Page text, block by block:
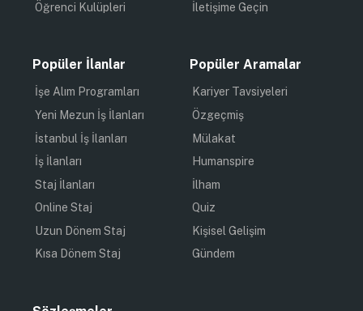
Öğrenci Kulüpleri
İletişime Geçin
Popüler İlanlar
İşe Alım Programları
Yeni Mezun İş İlanları
İstanbul İş İlanları
İş İlanları
Staj İlanları
Online Staj
Uzun Dönem Staj
Kısa Dönem Staj
Popüler Aramalar
Kariyer Tavsiyeleri
Özgeçmiş
Mülakat
Humanspire
İlham
Quiz
Kişisel Gelişim
Gündem